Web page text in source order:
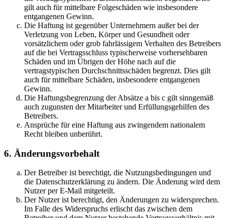
gilt auch für mittelbare Folgeschäden wie insbesondere
entgangenen Gewinn.
Die Haftung ist gegenüber Unternehmern außer bei der
Verletzung von Leben, Körper und Gesundheit oder
vorsätzlichem oder grob fahrlässigem Verhalten des Betreibers
auf die bei Vertragsschluss typischerweise vorhersehbaren
Schäden und im Übrigen der Höhe nach auf die
vertragstypischen Durchschnittsschäden begrenzt. Dies gilt
auch für mittelbare Schäden, insbesondere entgangenen
Gewinn.
Die Haftungsbegrenzung der Absätze a bis c gilt sinngemäß
auch zugunsten der Mitarbeiter und Erfüllungsgehilfen des
Betreibers.
Ansprüche für eine Haftung aus zwingendem nationalem
Recht bleiben unberührt.
6. Änderungsvorbehalt
Der Betreiber ist berechtigt, die Nutzungsbedingungen und
die Datenschutzerklärung zu ändern. Die Änderung wird dem
Nutzer per E-Mail mitgeteilt.
Der Nutzer ist berechtigt, den Änderungen zu widersprechen.
Im Falle des Widerspruchs erlischt das zwischen dem